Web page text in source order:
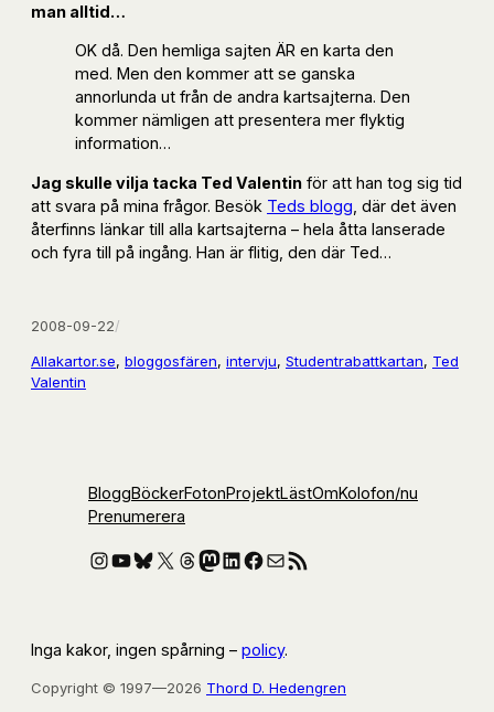
man alltid…
OK då. Den hemliga sajten ÄR en karta den
med. Men den kommer att se ganska
annorlunda ut från de andra kartsajterna. Den
kommer nämligen att presentera mer flyktig
information…
Jag skulle vilja tacka Ted Valentin för att han tog sig tid
att svara på mina frågor. Besök Teds blogg , där det även
återfinns länkar till alla kartsajterna – hela åtta lanserade
och fyra till på ingång. Han är flitig, den där Ted…
2008-09-22/
Allakartor.se, bloggosfären, intervju, Studentrabattkartan, Ted
Valentin
BloggBöckerFotonProjektLästOmKolofon/nu
Prenumerera
Instagram
YouTube
Bluesky
X Threads
Mastodon
LinkedIn
Facebook
E-postRSS-flöde
Inga kakor, ingen spårning – policy.
Copyright © 1997—2026 Thord D. Hedengren